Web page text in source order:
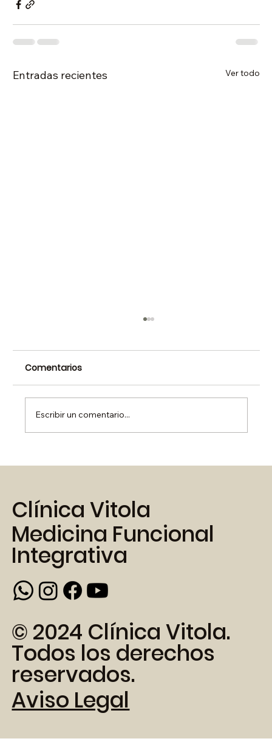
Entradas recientes Ver todo
Comentarios
Escribir un comentario...
Clínica Vitola
Medicina Funcional
Integrativa
© 2024 Clínica Vitola.
Todos los derechos
reservados.
Aviso Legal